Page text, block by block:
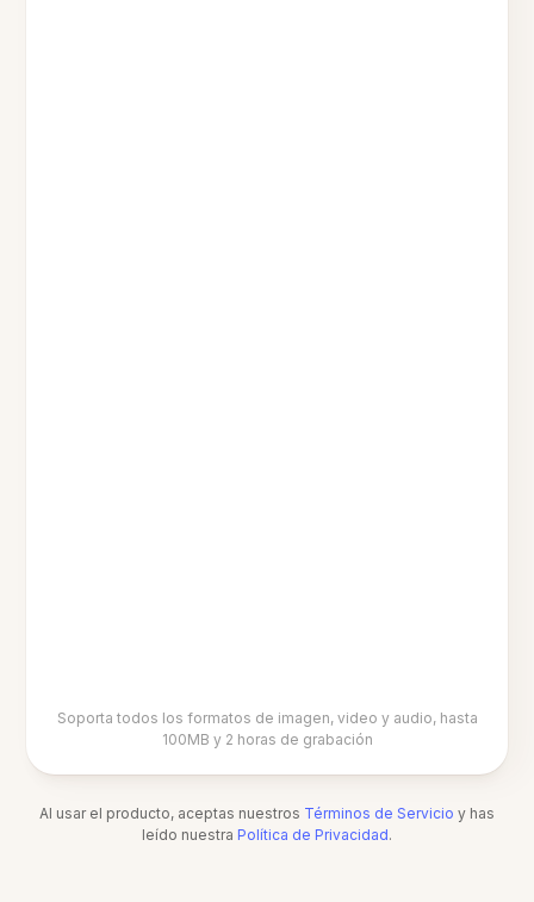
Soporta todos los formatos de imagen, video y audio, hasta
100MB y 2 horas de grabación
Al usar el producto, aceptas nuestros Términos de Servicio y has
leído nuestra Política de Privacidad.